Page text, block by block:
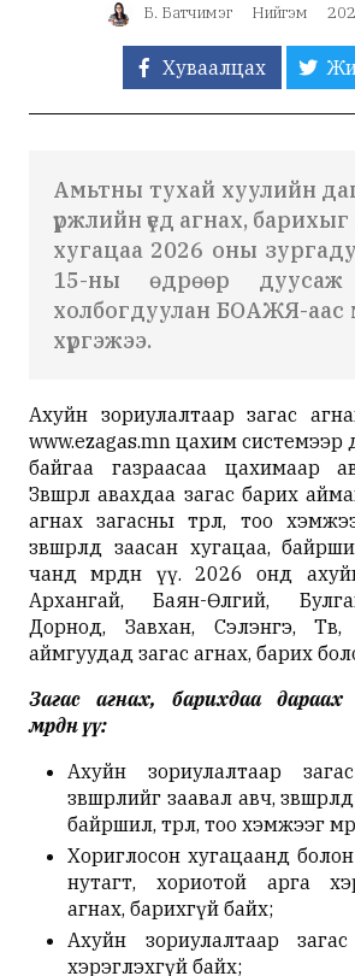
Б. Батчимэг Нийгэм
Хуваалцах
Амьтны тухай хуулийн
үржлийн үед агнах,
хугацаа 2026 оны
15-ны өдрөөр дуусаж
холбогдуулан БОАЖЯ-аас
хүргэжээ.
Ахуйн зориулалтаар загас агнах,
www.ezagas.mn цахим системээр
байгаа газраасаа цахимаар
Зөвшөөрөл авахдаа загас барих
агнах загасны төрөл, тоо
зөвшөөрөлд заасан хугацаа,
чанд мөрдөнө үү. 2026 онд
Архангай, Баян-Өлгий,
Дорнод, Завхан, Сэлэнгэ, Төв,
аймгуудад загас агнах, барих
Загас агнах, барихдаа дараах
мөрдөнө үү:
Ахуйн зориулалтаар
зөвшөөрлийг заавал авч,
байршил, төрөл, тоо хэмжээг
Хориглосон хугацаанд
нутагт, хориотой арга
агнах, барихгүй байх;
Ахуйн зориулалтаар
хэрэглэхгүй байх;